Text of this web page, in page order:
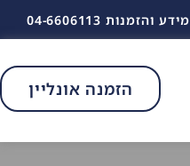
מידע והזמנות 04-6606113
הזמנה אונליין